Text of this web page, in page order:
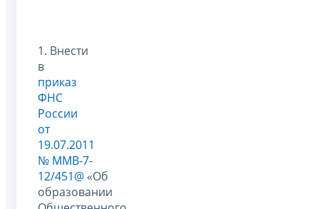
1. Внести
в
приказ
ФНС
России
от
19.07.2011
№ ММВ-7-
12/451@ «Об
образовании